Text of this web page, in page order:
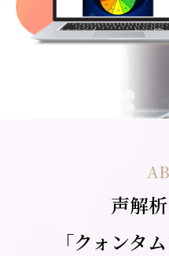
声解
「クォンタ